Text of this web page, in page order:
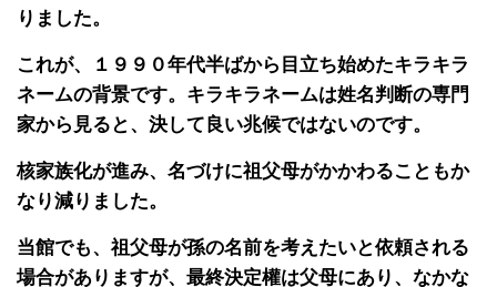
りました。
これが、１９９０年代半ばから目立ち始めたキラキラ
ネームの背景です。キラキラネームは姓名判断の専門
家から見ると、決して良い兆候ではないのです。
核家族化が進み、名づけに祖父母がかかわることもか
なり減りました。
当館でも、祖父母が孫の名前を考えたいと依頼される
場合がありますが、最終決定權は父母にあり、なかな